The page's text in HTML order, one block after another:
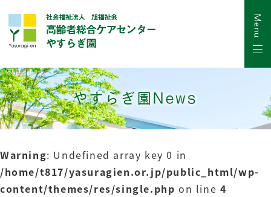
やすらぎ園News
Warning: Undefined array key 0 in
/home/t817/yasuragien.or.jp/public_html/wp-
content/themes/res/single.php on line 4